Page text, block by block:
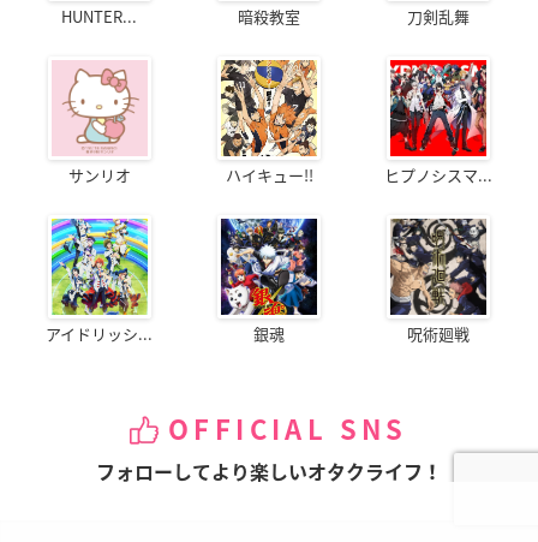
HUNTER... 暗殺教室 刀剣乱舞
サンリオ ハイキュー!! ヒプノシスマ...
アイドリッシ... 銀魂 呪術廻戦
OFFICIAL SNS
フォローしてより楽しいオタクライフ！